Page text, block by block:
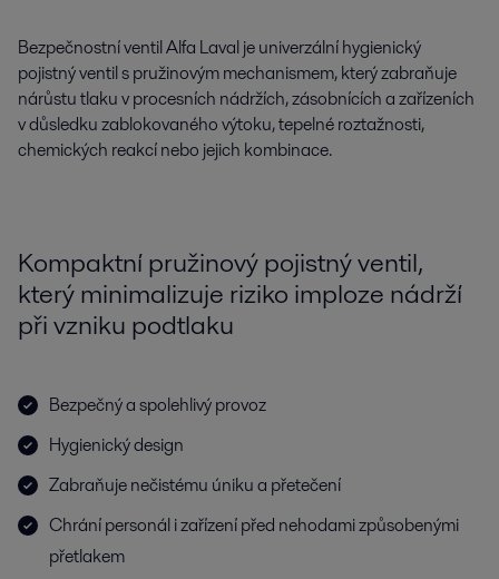
Bezpečnostní ventil Alfa Laval je univerzální hygienický
pojistný ventil s pružinovým mechanismem, který zabraňuje
nárůstu tlaku v procesních nádržích, zásobnících a zařízeních
v důsledku zablokovaného výtoku, tepelné roztažnosti,
chemických reakcí nebo jejich kombinace.
Kompaktní pružinový pojistný ventil,
který minimalizuje riziko imploze nádrží
při vzniku podtlaku
Bezpečný a spolehlivý provoz
Hygienický design
Zabraňuje nečistému úniku a přetečení
Chrání personál i zařízení před nehodami způsobenými
přetlakem